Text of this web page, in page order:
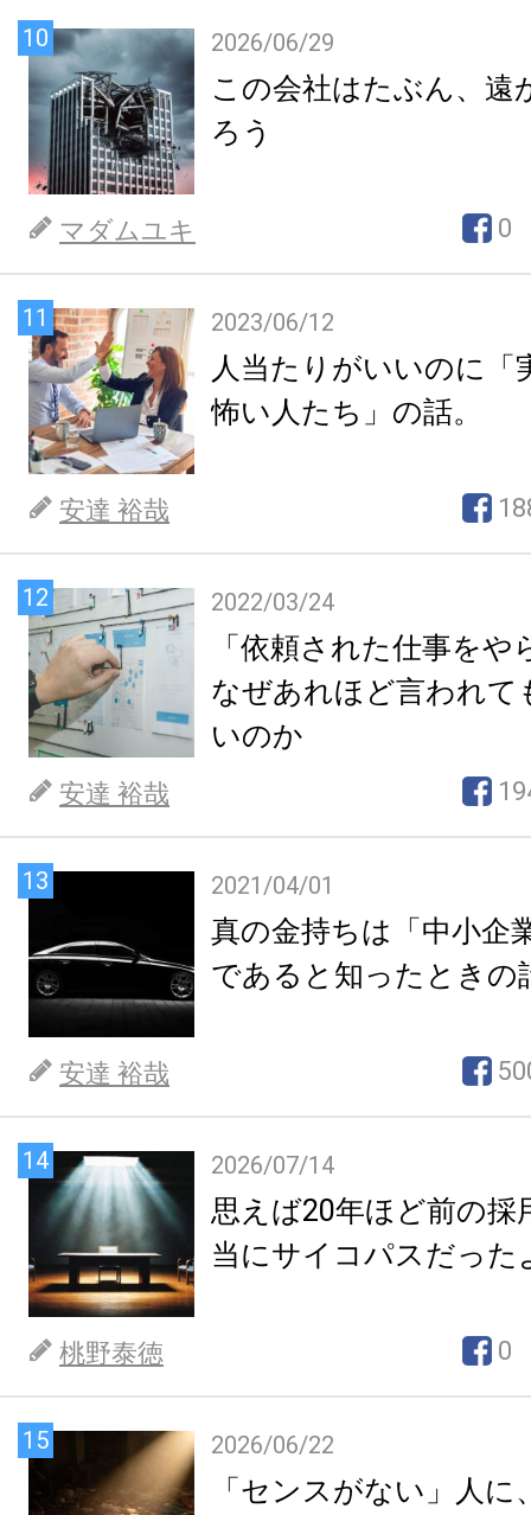
10 2026/06/29
この会社はたぶん、遠
ろう
マダムユキ 0
11 2023/06/12
人当たりがいいのに「
怖い人たち」の話。
安達 裕哉
12 2022/03/24
「依頼された仕事を
なぜあれほど言われて
いのか
安達 裕哉
13 2021/04/01
真の金持ちは「中小企
であると知ったときの
安達 裕哉
14 2026/07/14
思えば20年ほど前の採
当にサイコパスだった
桃野泰徳 0
15 2026/06/22
「センスがない」人